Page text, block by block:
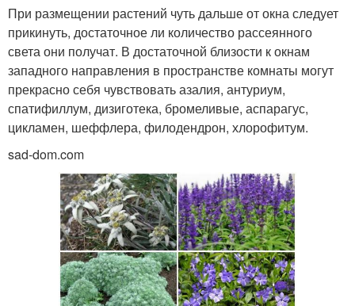
При размещении растений чуть дальше от окна следует
прикинуть, достаточное ли количество рассеянного
света они получат. В достаточной близости к окнам
западного направления в пространстве комнаты могут
прекрасно себя чувствовать азалия, антуриум,
спатифиллум, дизиготека, бромеливые, аспарагус,
цикламен, шеффлера, филодендрон, хлорофитум.
sad-dom.com